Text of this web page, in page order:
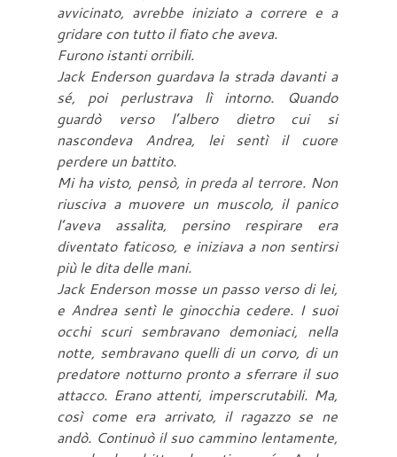
avvicinato, avrebbe iniziato a correre e a
gridare con tutto il fiato che aveva.
Furono istanti orribili.
Jack Enderson guardava la strada davanti a
sé, poi perlustrava lì intorno. Quando
guardò verso l’albero dietro cui si
nascondeva Andrea, lei sentì il cuore
perdere un battito.
Mi ha visto, pensò, in preda al terrore. Non
riusciva a muovere un muscolo, il panico
l’aveva assalita, persino respirare era
diventato faticoso, e iniziava a non sentirsi
più le dita delle mani.
Jack Enderson mosse un passo verso di lei,
e Andrea sentì le ginocchia cedere. I suoi
occhi scuri sembravano demoniaci, nella
notte, sembravano quelli di un corvo, di un
predatore notturno pronto a sferrare il suo
attacco. Erano attenti, imperscrutabili. Ma,
così come era arrivato, il ragazzo se ne
andò. Continuò il suo cammino lentamente,